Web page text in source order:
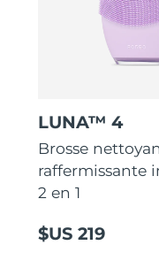
LUNA™ 4
Brosse
raffermissante
2 en 1
$US 219